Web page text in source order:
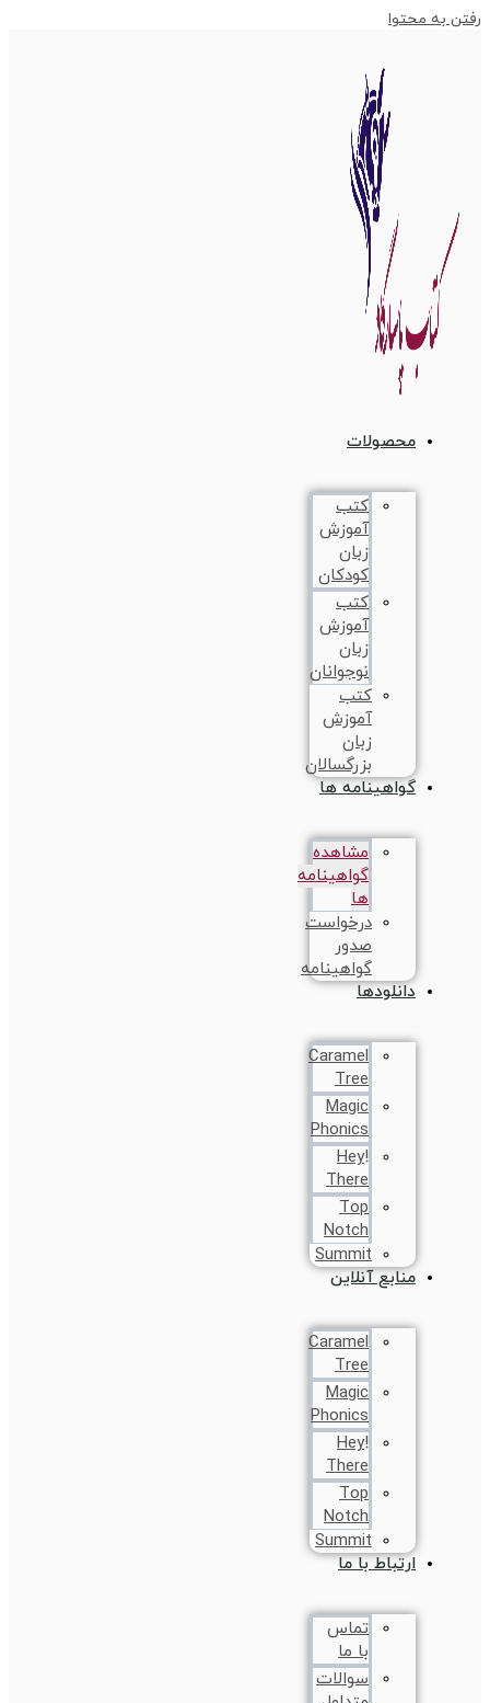
رفتن به محتوا
محصولات
کتب
آموزش
زبان
کودکان
کتب
آموزش
زبان
نوجوانان
کتب
آموزش
زبان
بزرگسالان
گواهینامه ها
مشاهده
گواهینامه
ها
درخواست
صدور
گواهینامه
دانلودها
Caramel
Tree
Magic
Phonics
!Hey
There
Top
Notch
Summit
منابع آنلاین
Caramel
Tree
Magic
Phonics
!Hey
There
Top
Notch
Summit
ارتباط با ما
تماس
با ما
سوالات